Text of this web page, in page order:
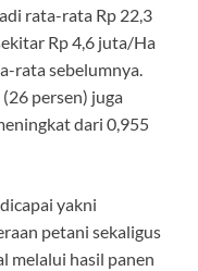
rata-rata Rp 22,3
Rp 4,6 juta/Ha
rata sebelumnya.
persen) juga
dari 0,955
yakni
petani sekaligus
melalui hasil panen